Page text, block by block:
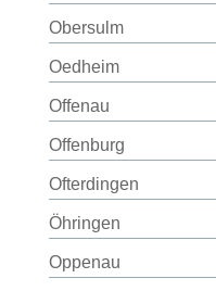
Obersulm
Oedheim
Offenau
Offenburg
Ofterdingen
Öhringen
Oppenau